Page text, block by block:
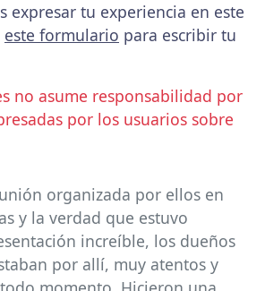
expresar tu experiencia en este
este formulario para escribir tu
no asume responsabilidad por
por los usuarios sobre
organizada por ellos en
y la verdad que estuvo
increíble, los dueños
por allí, muy atentos y